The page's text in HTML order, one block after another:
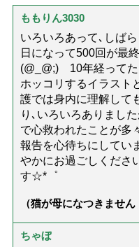
ももりん3030
いろいろあって､しば
日になって500回が最
(@_@;) 10年経って
ホッコリするイラス
護では身内に理解して
り､いろいろありまし
で心救われたことが多
報告を心待ちにしてい
やかにお過ごしくださ
す☆*゜
（猫が母になつきませ
ちゃぼ